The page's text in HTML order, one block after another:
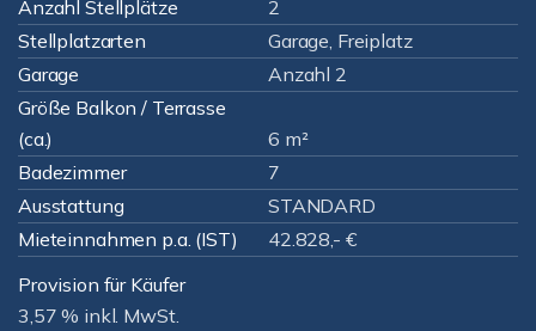
Anzahl Stellplätze
2
Stellplatzarten
Garage, Freiplatz
Garage
Anzahl 2
Größe Balkon / Terrasse
(ca.)
6 m²
Badezimmer
7
Ausstattung
STANDARD
Mieteinnahmen p.a. (IST)
42.828,- €
Provision für Käufer
3,57 % inkl. MwSt.